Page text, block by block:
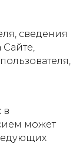
сведения
в
может